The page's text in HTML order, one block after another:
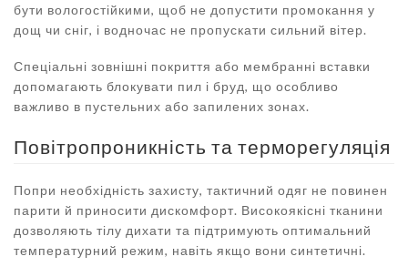
бути вологостійкими, щоб не допустити промокання у
дощ чи сніг, і водночас не пропускати сильний вітер.
Спеціальні зовнішні покриття або мембранні вставки
допомагають блокувати пил і бруд, що особливо
важливо в пустельних або запилених зонах.
Повітропроникність та терморегуляція
Попри необхідність захисту, тактичний одяг не повинен
парити й приносити дискомфорт. Високоякісні тканини
дозволяють тілу дихати та підтримують оптимальний
температурний режим, навіть якщо вони синтетичні.